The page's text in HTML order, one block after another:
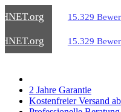
.org 15.329
.org 15.329
2 Jahre Garantie
Kostenfreier Versand